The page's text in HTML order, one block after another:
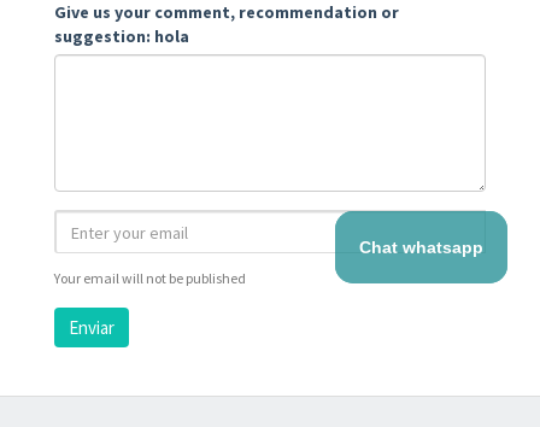
Give us your comment, recommendation or
suggestion: hola
Your email will not be published
Enviar
Chat whatsapp